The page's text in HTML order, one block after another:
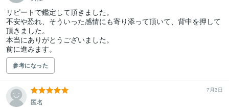
リピートで鑑定して頂きました。
不安や恐れ、そういった感情にも寄り添って頂いて、背中を押して
頂きました。
本当にありがとうございました。
参考になった
7月3日
匿名